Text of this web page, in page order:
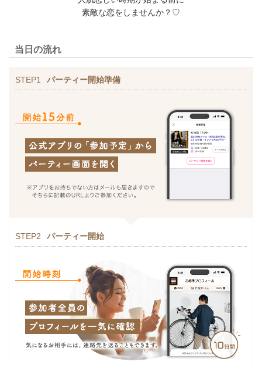
素敵な恋をしませんか？♡
当日の流れ
STEP1 パーティー開始準備
STEP2 パーティー開始